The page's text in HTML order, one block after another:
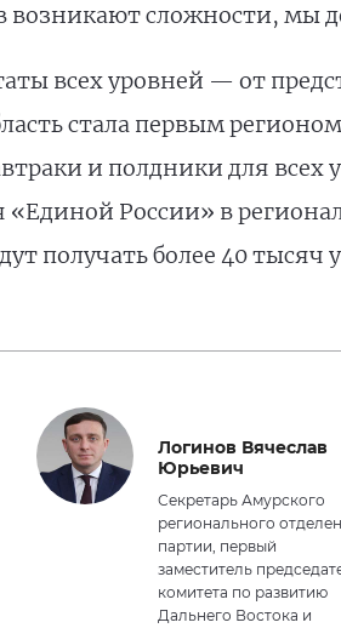
возникают сложности,
всех уровней — от
стала первым
и полдники для
России» в
получать более 40
Логинов Вячеслав
Юрьевич
Секретарь Амурского
регионального
партии, первый
заместитель
комитета по развитию
Дальнего Востока и